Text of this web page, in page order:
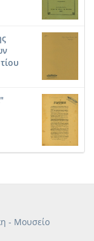
- Μουσείο